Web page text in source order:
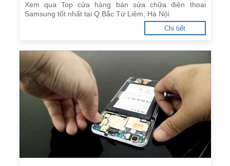
Xem qua Top cửa hàng bán sửa chữa điện thoại
Samsung tốt nhất tại Q.Bắc Từ Liêm, Hà Nội
Chi tiết